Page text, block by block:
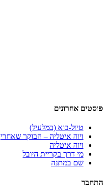
פוסטים אחרונים
טיול-בוא (במלעיל)
ויוה איטליה – הבוקר שאחרי
ויוה איטליה
מי דרך בקריית היובל
שם במתנה
התחבר